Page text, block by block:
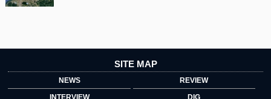
SITE MAP
NEWS
REVIEW